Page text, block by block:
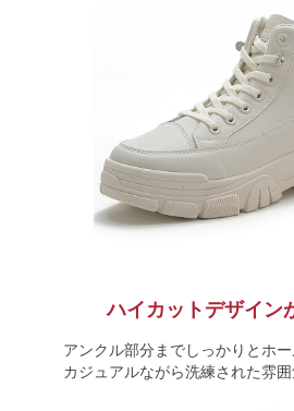
ハイカットデザイン
アンクル部分までしっかりとホー
カジュアルながら洗練された雰囲